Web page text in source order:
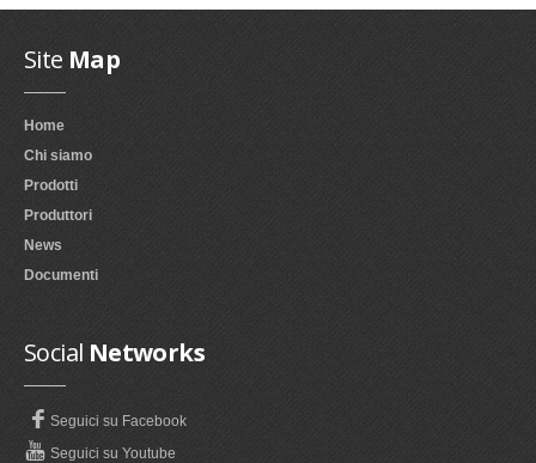
Site Map
Home
Chi siamo
Prodotti
Produttori
News
Documenti
Social Networks
Seguici su Facebook
Seguici su Youtube